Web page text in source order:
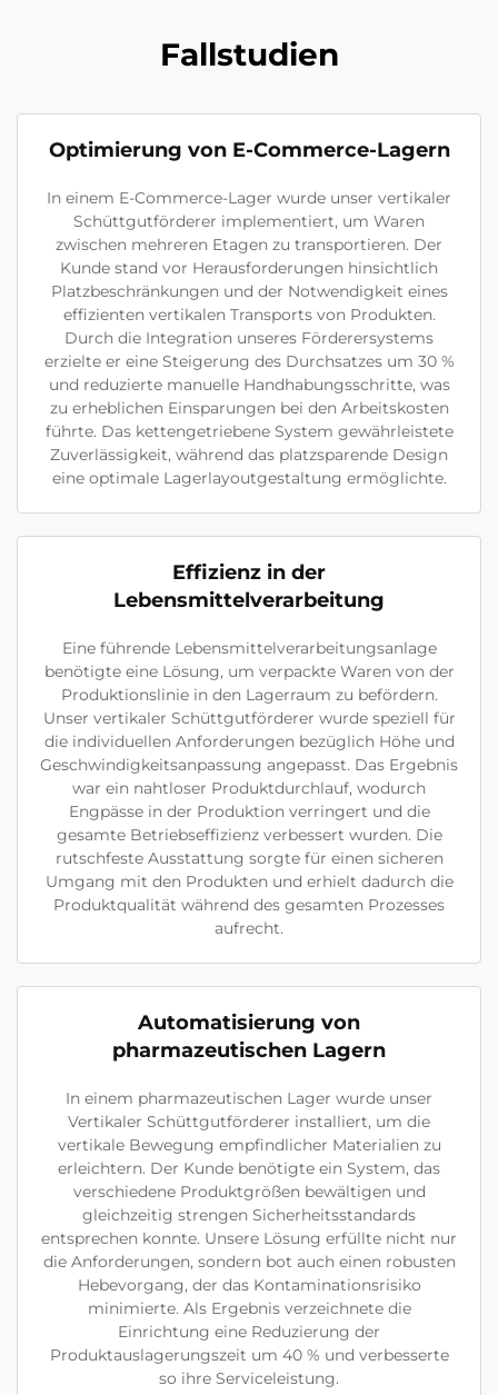
Fallstudien
Optimierung von E-Commerce-Lagern
In einem E-Commerce-Lager wurde unser vertikaler
Schüttgutförderer implementiert, um Waren
zwischen mehreren Etagen zu transportieren. Der
Kunde stand vor Herausforderungen hinsichtlich
Platzbeschränkungen und der Notwendigkeit eines
effizienten vertikalen Transports von Produkten.
Durch die Integration unseres Förderersystems
erzielte er eine Steigerung des Durchsatzes um 30 %
und reduzierte manuelle Handhabungsschritte, was
zu erheblichen Einsparungen bei den Arbeitskosten
führte. Das kettengetriebene System gewährleistete
Zuverlässigkeit, während das platzsparende Design
eine optimale Lagerlayoutgestaltung ermöglichte.
Effizienz in der
Lebensmittelverarbeitung
Eine führende Lebensmittelverarbeitungsanlage
benötigte eine Lösung, um verpackte Waren von der
Produktionslinie in den Lagerraum zu befördern.
Unser vertikaler Schüttgutförderer wurde speziell für
die individuellen Anforderungen bezüglich Höhe und
Geschwindigkeitsanpassung angepasst. Das Ergebnis
war ein nahtloser Produktdurchlauf, wodurch
Engpässe in der Produktion verringert und die
gesamte Betriebseffizienz verbessert wurden. Die
rutschfeste Ausstattung sorgte für einen sicheren
Umgang mit den Produkten und erhielt dadurch die
Produktqualität während des gesamten Prozesses
aufrecht.
Automatisierung von
pharmazeutischen Lagern
In einem pharmazeutischen Lager wurde unser
Vertikaler Schüttgutförderer installiert, um die
vertikale Bewegung empfindlicher Materialien zu
erleichtern. Der Kunde benötigte ein System, das
verschiedene Produktgrößen bewältigen und
gleichzeitig strengen Sicherheitsstandards
entsprechen konnte. Unsere Lösung erfüllte nicht nur
die Anforderungen, sondern bot auch einen robusten
Hebevorgang, der das Kontaminationsrisiko
minimierte. Als Ergebnis verzeichnete die
Einrichtung eine Reduzierung der
Produktauslagerungszeit um 40 % und verbesserte
so ihre Serviceleistung.